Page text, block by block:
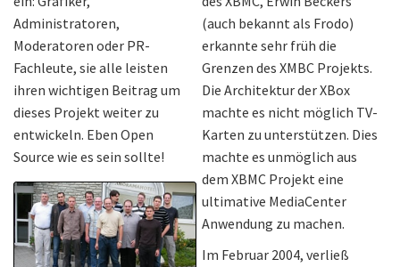
Administratoren,
Moderatoren oder PR-
Fachleute, sie alle leisten
ihren wichtigen Beitrag um
dieses Projekt weiter zu
entwickeln. Eben Open
Source wie es sein sollte!
(auch bekannt als Frodo)
erkannte sehr früh die
Grenzen des XMBC Projekts.
Die Architektur der XBox
machte es nicht möglich TV-
Karten zu unterstützen. Dies
machte es unmöglich aus
dem XBMC Projekt eine
ultimative MediaCenter
Anwendung zu machen.
Im Februar 2004, verließ